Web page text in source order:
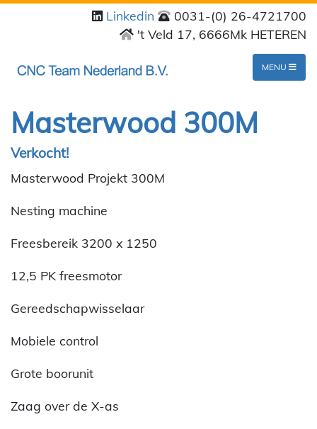
Linkedin
0031-(0) 26-4721700
't Veld 17, 6666Mk HETEREN
MENU
Masterwood 300M
Verkocht!
Masterwood Projekt 300M
Nesting machine
Freesbereik 3200 x 1250
12,5 PK freesmotor
Gereedschapwisselaar
Mobiele control
Grote boorunit
Zaag over de X-as